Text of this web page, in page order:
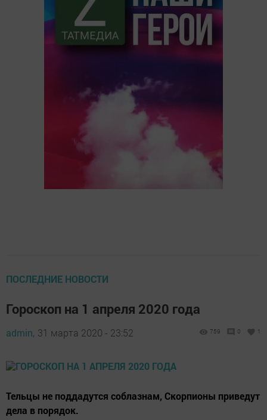
ПОСЛЕДНИЕ НОВОСТИ
Гороскоп на 1 апреля 2020 года
admin, 31 марта 2020 - 23:52 759 0 1
Тельцы не поддадутся соблазнам, Скорпионы приведут
дела в порядок.